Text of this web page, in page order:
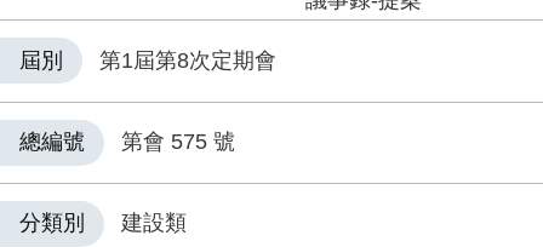
屆別 第1屆第8次定期會
總編號 第會 575 號
分類別 建設類